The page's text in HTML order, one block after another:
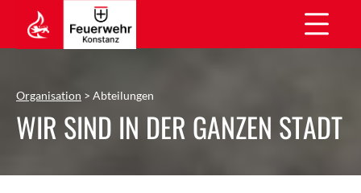
Organisation > Abteilungen
WIR SIND IN DER GANZEN STADT